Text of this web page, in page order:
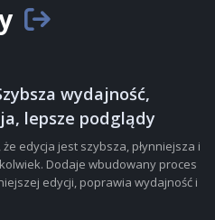
wydajność,
lepsze podglądy
edycja jest szybsza, płynniejsza i
Dodaje wbudowany proces
edycji, poprawia wydajność i